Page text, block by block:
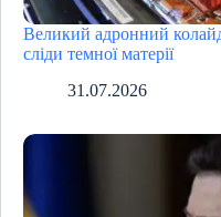
Великий адронний
сліди темної матерії
31.07.2026